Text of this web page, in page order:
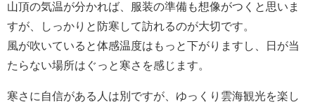
山頂の気温が分かれば、服装の準備も想像がつくと思いま
すが、しっかりと防寒して訪れるのが大切です。
風が吹いていると体感温度はもっと下がりますし、日が当
たらない場所はぐっと寒さを感じます。
寒さに自信がある人は別ですが、ゆっくり雲海観光を楽し